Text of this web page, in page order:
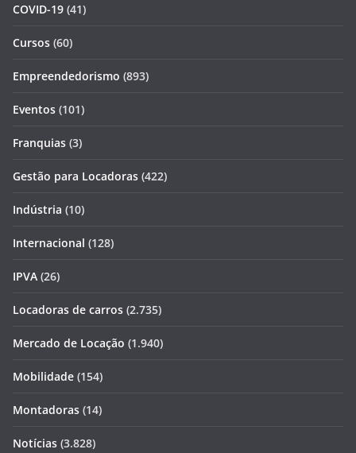
COVID-19 (41)
Cursos (60)
Empreendedorismo (893)
Eventos (101)
Franquias (3)
Gestão para Locadoras (422)
Indústria (10)
Internacional (128)
IPVA (26)
Locadoras de carros (2.735)
Mercado de Locação (1.940)
Mobilidade (154)
Montadoras (14)
Notícias (3.828)